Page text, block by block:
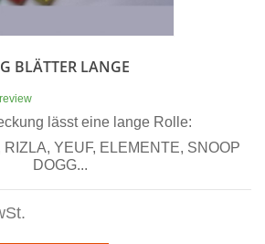
BLÄTTER LANGE
lässt eine lange Rolle:
YEUF, ELEMENTE, SNOOP
DOGG...